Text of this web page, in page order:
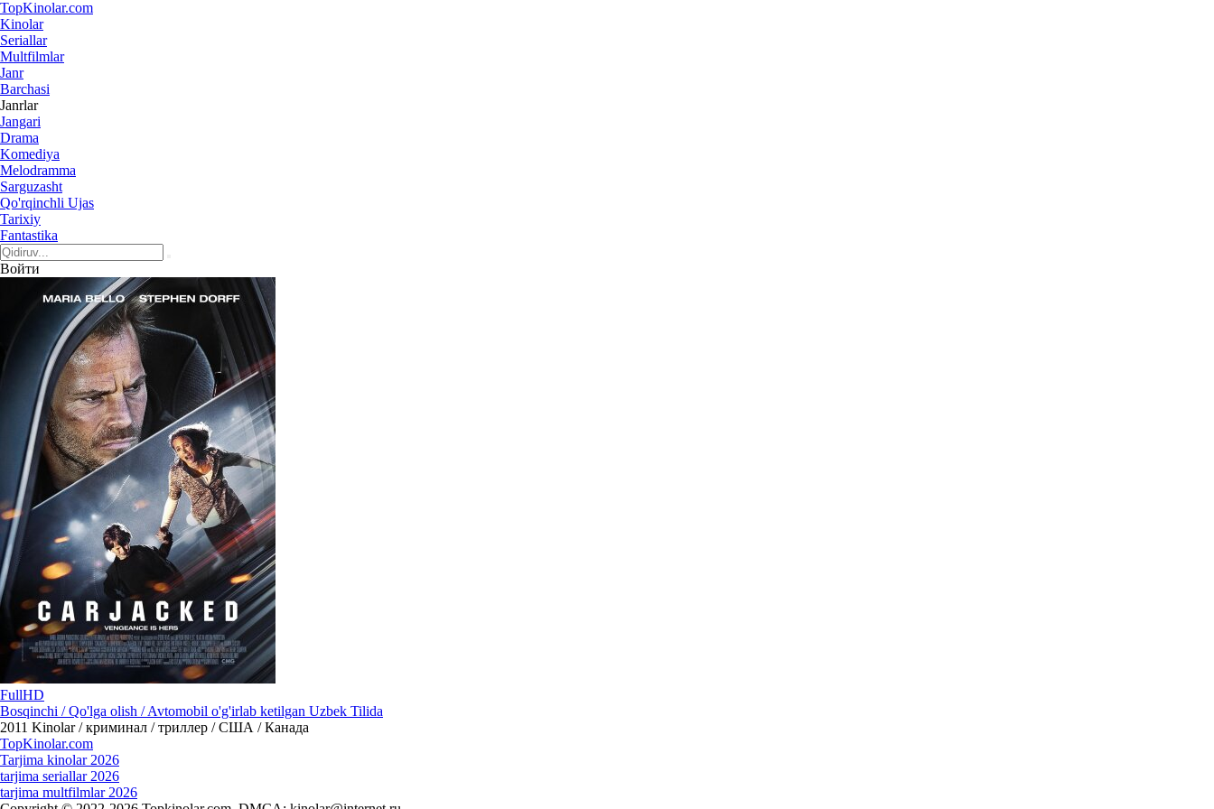
TopKinolar.com
Kinolar
Seriallar
Multfilmlar
Janr
Barchasi
Janrlar
Jangari
Drama
Komediya
Melodramma
Sarguzasht
Qo'rqinchli Ujas
Tarixiy
Fantastika
Войти
FullHD
Bosqinchi / Qo'lga olish / Avtomobil o'g'irlab ketilgan Uzbek Tilida
2011 Kinolar / криминал / триллер / США / Канада
TopKinolar.com
Tarjima kinolar 2026
tarjima seriallar 2026
tarjima multfilmlar 2026